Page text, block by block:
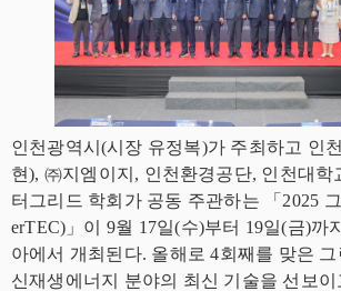
인천광역시(시장 유정복)가 주최하고 인
현), ㈜지엠이지, 인천환경공단, 인천대학
터그리드 학회가 공동 주관하는 「2025
erTEC)」이 9월 17일(수)부터 19일(금)까
아에서 개최된다. 올해로 4회째를 맞은 그
신재생에너지 분야의 최신 기술을 선보이